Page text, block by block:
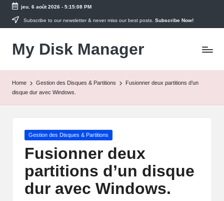
Skip
content
jeu. 6 août 2026- 5:15:08 PM
Subscribe to our newsletter & never miss our best posts. Subscribe Now!
My Disk Manager
Prenez
disques
Home Gestion des Disques & Partitions
Fusionner deux partitions d’un
disque dur avec Windows.
Posted
Gestion des Disques & Partitions
Fusionner deux
partitions d’un disque
dur avec Windows.